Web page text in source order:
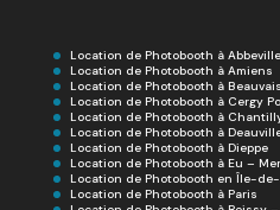
Location de Photobooth à Abbeville
Location de Photobooth à Amiens
Location de Photobooth à Beauvais
Location de Photobooth à Cergy
Location de Photobooth à
Location de Photobooth à
Location de Photobooth à Dieppe
Location de Photobooth à Eu –
Location de Photobooth en Île-
Location de Photobooth à Paris